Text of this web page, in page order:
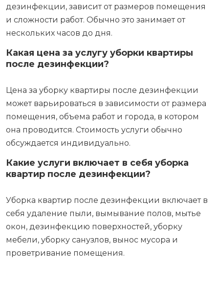
дезинфекции, зависит от размеров помещения
и сложности работ. Обычно это занимает от
нескольких часов до дня.
Какая цена за услугу уборки квартиры
после дезинфекции?
Цена за уборку квартиры после дезинфекции
может варьироваться в зависимости от размера
помещения, объема работ и города, в котором
она проводится. Стоимость услуги обычно
обсуждается индивидуально.
Какие услуги включает в себя уборка
квартир после дезинфекции?
Уборка квартир после дезинфекции включает в
себя удаление пыли, вымывание полов, мытье
окон, дезинфекцию поверхностей, уборку
мебели, уборку санузлов, вынос мусора и
проветривание помещения.